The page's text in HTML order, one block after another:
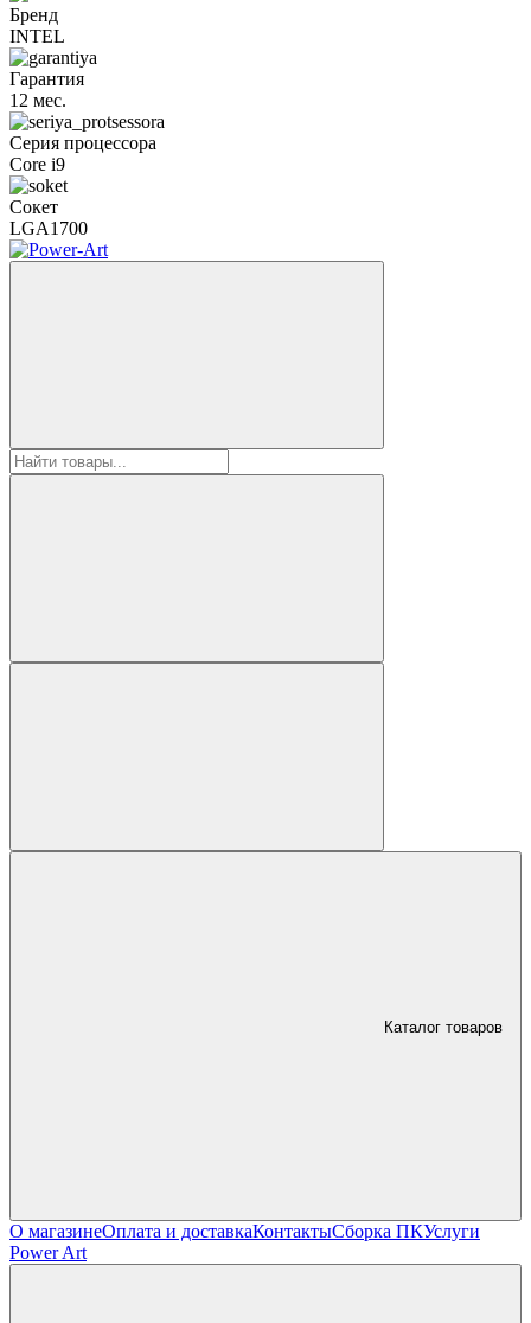
Бренд
INTEL
Гарантия
12 мес.
Серия процессора
Core i9
Сокет
LGA1700
Каталог товаров
О магазинеОплата и доставкаКонтактыСборка ПКУслуги
Power Art